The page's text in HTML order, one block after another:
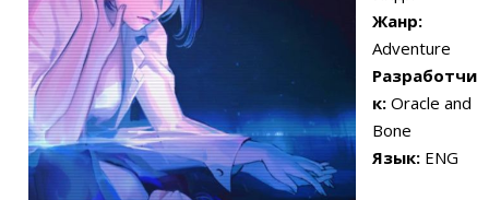
Жанр:
Adventure
Разработчи
к: Oracle and
Bone
Язык: ENG